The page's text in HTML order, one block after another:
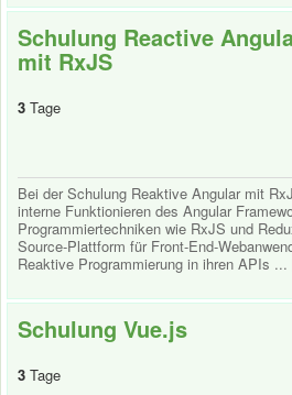
Schulung Reactive
mit RxJS
3 Tage
Bei der Schulung Reaktive Angular mit
interne Funktionieren des Angular
Programmiertechniken wie RxJS und
Source-Plattform für Front-End-
Reaktive Programmierung in ihren APIs ...
Schulung Vue.js
3 Tage